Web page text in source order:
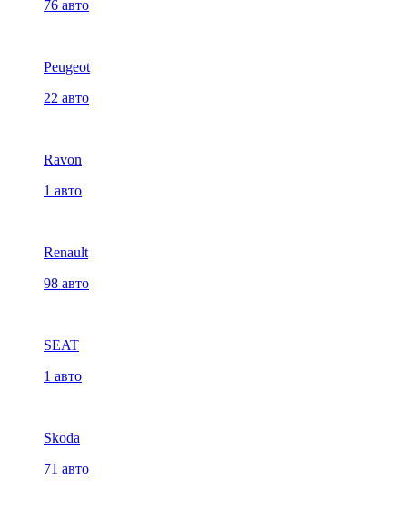
76 авто
Peugeot
22 авто
Ravon
1 авто
Renault
98 авто
SEAT
1 авто
Skoda
71 авто